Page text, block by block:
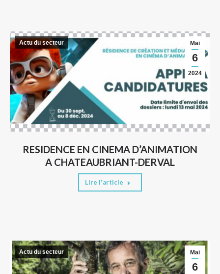
RESIDENCE EN CINEMA D’ANIMATION
A CHATEAUBRIANT-DERVAL
Mai
6
2024
Actu du secteur
Lire l'article
Mai
6
Actu du secteur